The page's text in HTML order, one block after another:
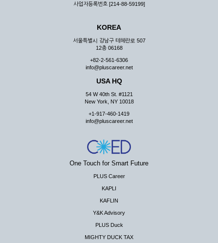
사업자등록번호 [214-88-59199]
KOREA
서울특별시 강남구 테헤란로 507
12층 06168
+82-2-561-6306
info@pluscareer.net
USA HQ
54 W 40th St. #1121
New York, NY 10018
+1-917-460-1419
info@pluscareer.net
One Touch for Smart Future
PLUS Career
KAPLI
KAFLIN
Y&K Advisory
PLUS Duck
MIGHTY DUCK TAX